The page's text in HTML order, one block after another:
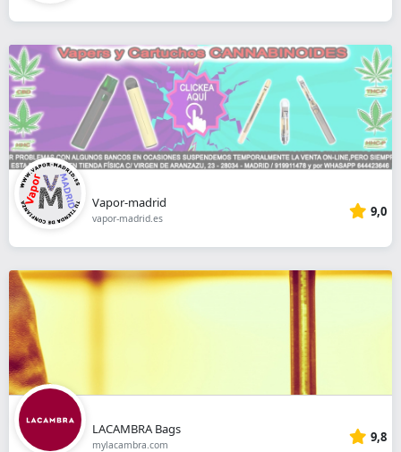
Vapor-madrid
vapor-madrid.es 9,0
LACAMBRA Bags
mylacambra.com 9,8